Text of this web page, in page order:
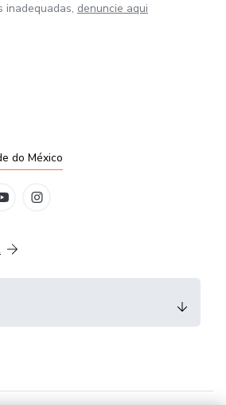
inadequadas, denuncie aqui
do México